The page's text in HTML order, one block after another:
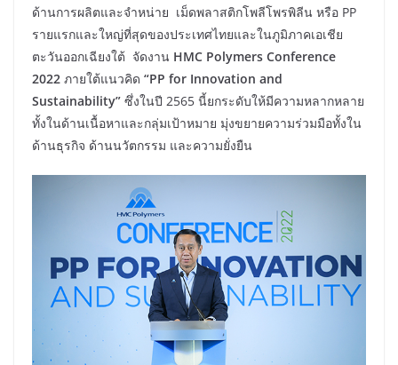
ด้านการผลิตและจำหน่าย เม็ดพลาสติกโพลีโพรพิลีน หรือ PP
รายแรกและใหญ่ที่สุดของประเทศไทยและในภูมิภาคเอเชีย
ตะวันออกเฉียงใต้ จัดงาน HMC Polymers Conference
2022 ภายใต้แนวคิด “PP for Innovation and
Sustainability” ซึ่งในปี 2565 นี้ยกระดับให้มีความหลากหลาย
ทั้งในด้านเนื้อหาและกลุ่มเป้าหมาย มุ่งขยายความร่วมมือทั้งใน
ด้านธุรกิจ ด้านนวัตกรรม และความยั่งยืน